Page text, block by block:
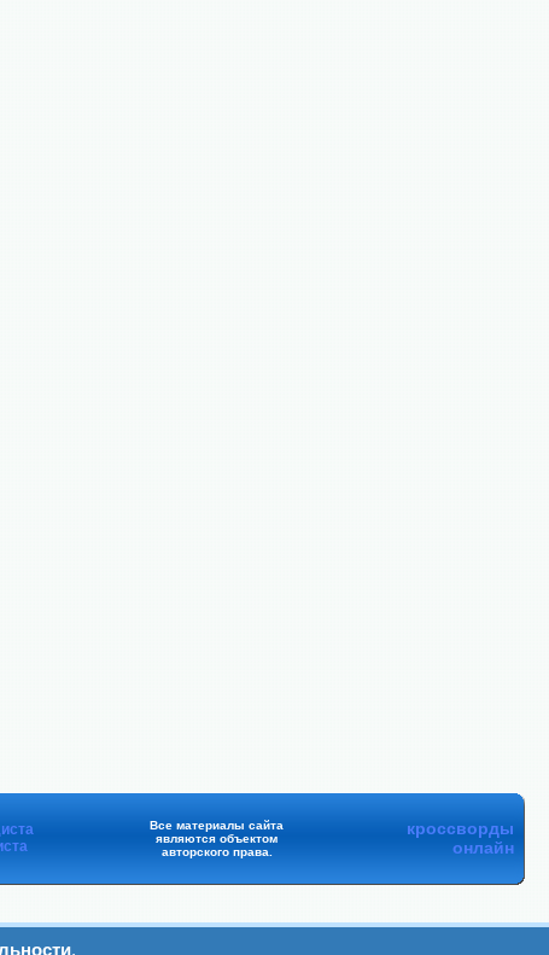
Все материалы сайта
являются объектом
авторского права.
кроссворды
онлайн
.